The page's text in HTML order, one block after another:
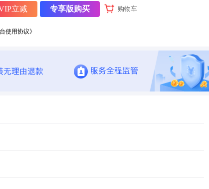
立减 专享版购买 购物车
使用协议》